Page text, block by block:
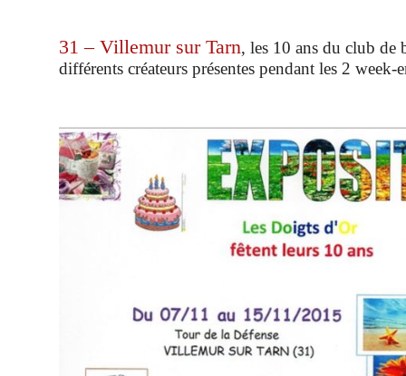
31 – Villemur sur Tarn, les 10 ans du club de
différents créateurs présentes pendant les 2 week-